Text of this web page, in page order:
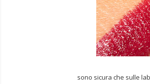
sono sicura che sulle